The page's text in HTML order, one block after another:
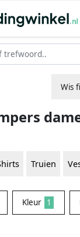
Wis
Truien
Kleur 1